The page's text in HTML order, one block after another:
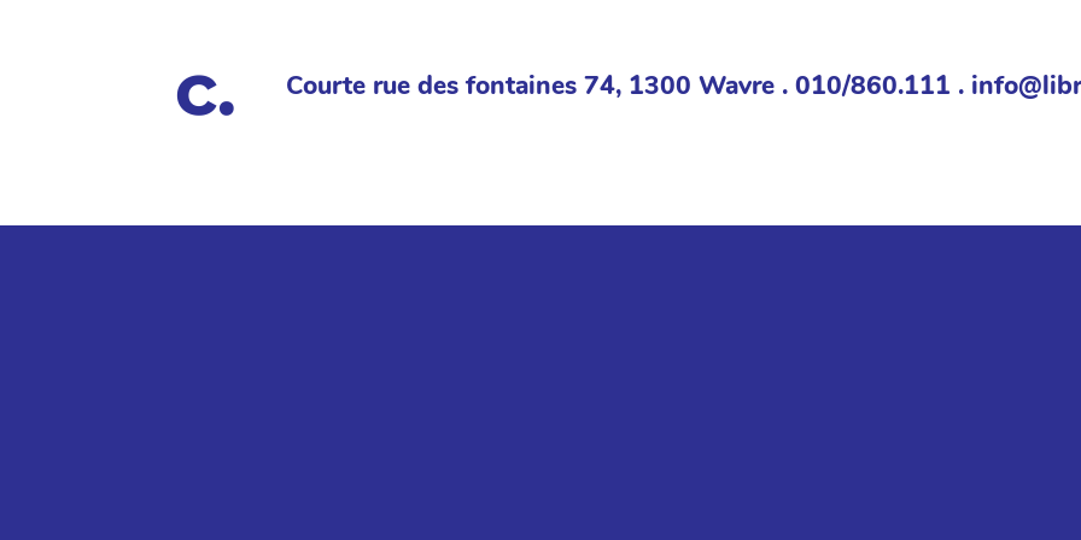
Courte rue des fontaines 74, 1300 Wavre . 010/860.111 .